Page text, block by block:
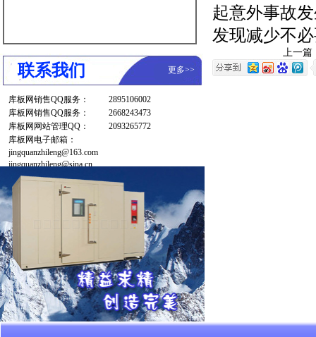
联系我们 更多>>
库板网销售QQ服务：
2895106002
库板网销售QQ服务：
2668243473
库板网网站管理QQ：
2093265772
库板网电子邮箱：
jingquanzhileng@163.com
jingquanzhileng@sina.cn
起意外事故
发现减少不
上一篇